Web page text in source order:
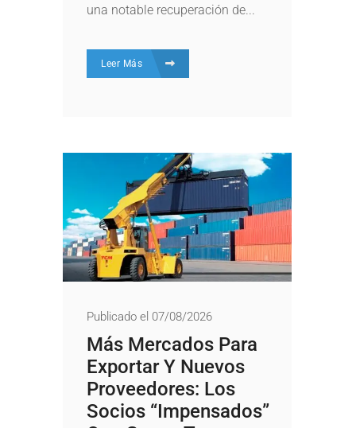
una notable recuperación de...
Leer Más
Publicado el 07/08/2026
Más Mercados Para
Exportar Y Nuevos
Proveedores: Los
Socios “impensados”